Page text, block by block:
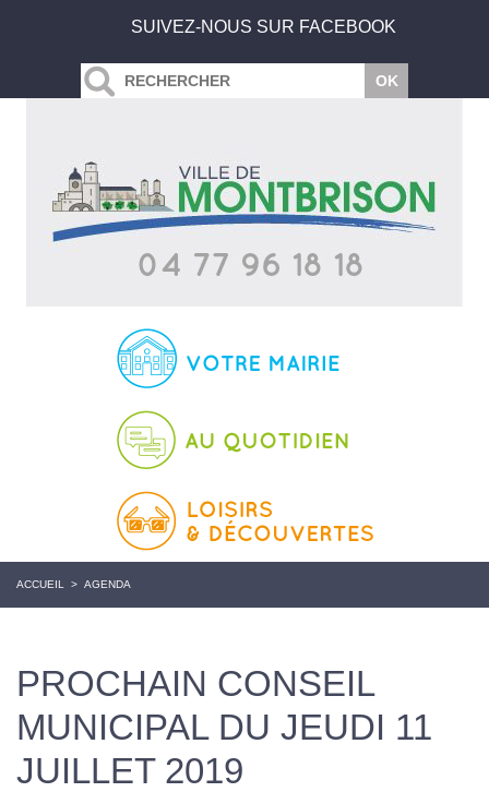
SUIVEZ-NOUS SUR FACEBOOK
ACCUEIL > AGENDA
PROCHAIN CONSEIL
MUNICIPAL DU JEUDI 11
JUILLET 2019